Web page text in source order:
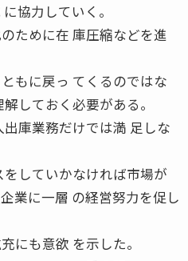
協力していく。
ために在 庫圧縮などを進
もに戻っ てくるのではな
しておく必要がある。
庫業務だけでは満 足しな
していかなければ市場が
業に一層 の経営努力を促し
にも意欲 を示した。